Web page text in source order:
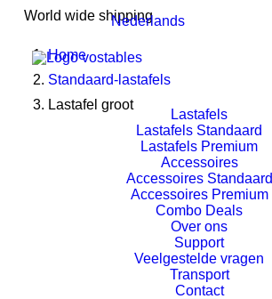
World wide shipping
Nederlands
Lastafels
Lastafels Standaard
Lastafels Premium
Accessoires
Accessoires Standaard
Accessoires Premium
Combo Deals
Over ons
Support
Veelgestelde vragen
Transport
Contact
Home
Standaard-lastafels
Lastafel groot